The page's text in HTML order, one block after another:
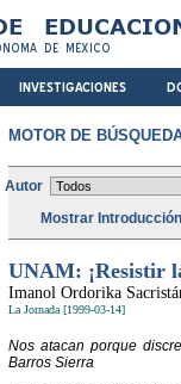
MOTOR DE
Autor
Mostrar
UNAM: ¡Resistir
Imanol Ordorika
La Jornada [1999-03-14]
Nos atacan porque
Barros Sierra